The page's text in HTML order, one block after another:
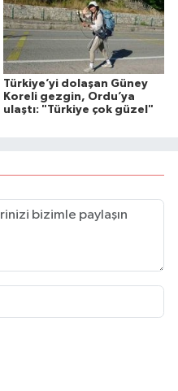
Türkiye’yi dolaşan Güney
Koreli gezgin, Ordu’ya
ulaştı: "Türkiye çok güzel"